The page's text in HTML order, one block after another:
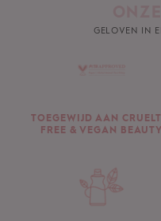
GELOVEN IN
TOEGEWIJD AAN
FREE & VEGAN BEAUTY